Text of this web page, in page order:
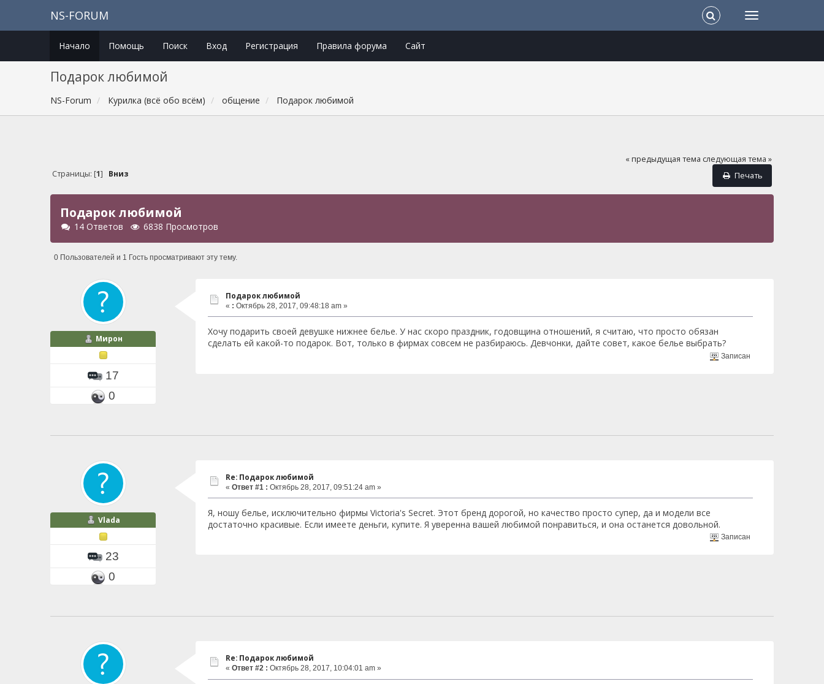
NS-FORUM
Начало Помощь Поиск Вход Регистрация Правила форума Сайт
Подарок любимой
NS-Forum Курилка (всё обо всём) общение Подарок любимой
« предыдущая тема следующая тема »
Печать
Страницы: [1] Вниз
Подарок любимой
14 Ответов 6838 Просмотров
0 Пользователей и 1 Гость просматривают эту тему.
Мирон
17
0
Подарок любимой
« : Октябрь 28, 2017, 09:48:18 am »
Хочу подарить своей девушке нижнее белье. У нас скоро праздник, годовщина отношений, я считаю, что просто обязан
сделать ей какой-то подарок. Вот, только в фирмах совсем не разбираюсь. Девчонки, дайте совет, какое белье выбрать?
Записан
Vlada
23
0
Re: Подарок любимой
« Ответ #1 : Октябрь 28, 2017, 09:51:24 am »
Я, ношу белье, исключительно фирмы Victoria's Secret. Этот бренд дорогой, но качество просто супер, да и модели все
достаточно красивые. Если имеете деньги, купите. Я уверенна вашей любимой понравиться, и она останется довольной.
Записан
Re: Подарок любимой
« Ответ #2 : Октябрь 28, 2017, 10:04:01 am »